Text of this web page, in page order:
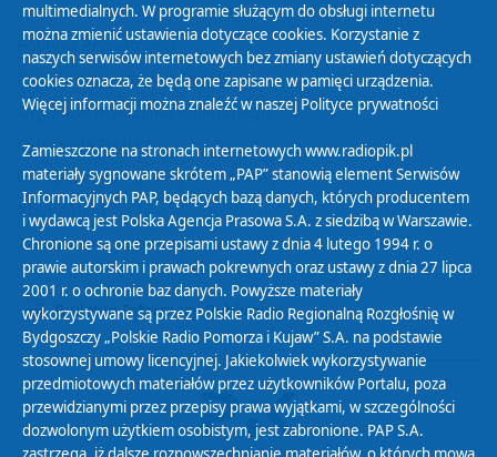
Polityka Prywatności
Zasady korzystania z Serwisu
Organizacje Pożytku Publicznego
Cyfryzacja DAB+
Polityka ochrony danych osobowych
Abonament
Zamówienia publiczne
Biuletyn Informacji Publicznej
multimedialnych. W programie służącym do obsługi internetu
można zmienić ustawienia dotyczące cookies. Korzystanie z
naszych serwisów internetowych bez zmiany ustawień dotyczących
cookies oznacza, że będą one zapisane w pamięci urządzenia.
Więcej informacji można znaleźć w naszej Polityce prywatności
Zamieszczone na stronach internetowych www.radiopik.pl
materiały sygnowane skrótem „PAP” stanowią element Serwisów
Informacyjnych PAP, będących bazą danych, których producentem
i wydawcą jest Polska Agencja Prasowa S.A. z siedzibą w Warszawie.
Chronione są one przepisami ustawy z dnia 4 lutego 1994 r. o
prawie autorskim i prawach pokrewnych oraz ustawy z dnia 27 lipca
2001 r. o ochronie baz danych. Powyższe materiały
wykorzystywane są przez Polskie Radio Regionalną Rozgłośnię w
Bydgoszczy „Polskie Radio Pomorza i Kujaw” S.A. na podstawie
stosownej umowy licencyjnej. Jakiekolwiek wykorzystywanie
przedmiotowych materiałów przez użytkowników Portalu, poza
przewidzianymi przez przepisy prawa wyjątkami, w szczególności
dozwolonym użytkiem osobistym, jest zabronione. PAP S.A.